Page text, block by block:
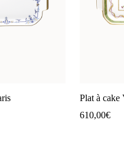
Plat à cake
610,00€